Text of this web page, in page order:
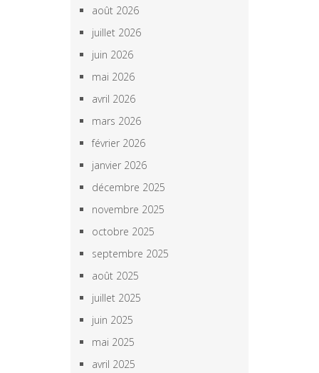
août 2026
juillet 2026
juin 2026
mai 2026
avril 2026
mars 2026
février 2026
janvier 2026
décembre 2025
novembre 2025
octobre 2025
septembre 2025
août 2025
juillet 2025
juin 2025
mai 2025
avril 2025